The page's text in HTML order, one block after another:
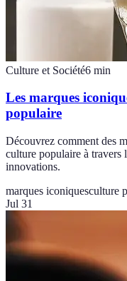
Culture et Société6 min
Les marques
populaire
Découvrez comment des
culture populaire à travers
innovations.
marques iconiquesculture
Jul 31